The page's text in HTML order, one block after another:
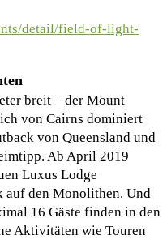
detail/field-of-light-
breit – der Mount
von Cairns dominiert
von Queensland und
Ab April 2019
Luxus Lodge
den Monolithen. Und
16 Gäste finden in den
Aktivitäten wie Touren